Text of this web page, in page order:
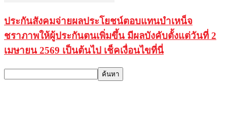
ประกันสังคมจ่ายผลประโยชน์ตอบแทนบำเหน็จ
ชราภาพให้ผู้ประกันตนเพิ่มขึ้น มีผลบังคับตั้งแต่วันที่ 2
เมษายน 2569 เป็นต้นไป เช็คเงื่อนไขที่นี่